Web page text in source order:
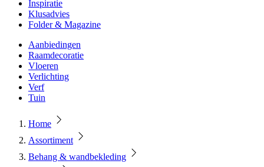
Inspiratie
Klusadvies
Folder & Magazine
Aanbiedingen
Raamdecoratie
Vloeren
Verlichting
Verf
Tuin
Home
Assortiment
Behang & wandbekleding